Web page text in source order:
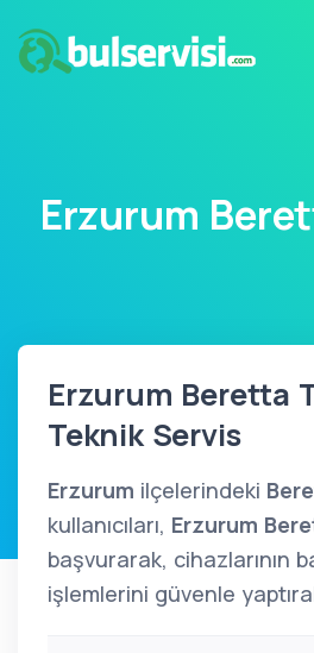
Erzurum
Erzurum Beretta
Teknik Servis
Erzurum ilçelerindeki
kullanıcıları, Erzurum
başvurarak, cihazlarının
işlemlerini güvenle